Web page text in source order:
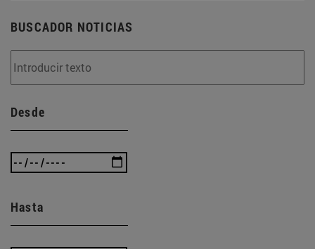
BUSCADOR NOTICIAS
Desde
Hasta